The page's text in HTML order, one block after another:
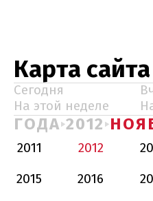
Карта сайта
Сегодня
На этой неделе
ГОДА 2012
2011 2012
2015
2016